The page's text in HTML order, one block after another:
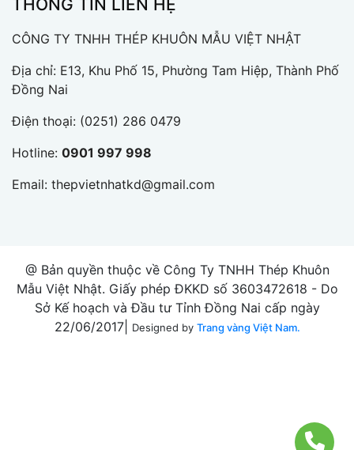
THÔNG TIN LIÊN HỆ
CÔNG TY TNHH THÉP KHUÔN MẪU VIỆT NHẬT
Địa chỉ: E13, Khu Phố 15, Phường Tam Hiệp, Thành Phố
Đồng Nai
Điện thoại: (0251) 286 0479
Hotline: 0901 997 998
Email: thepvietnhatkd@gmail.com
@ Bản quyền thuộc về Công Ty TNHH Thép Khuôn
Mẫu Việt Nhật. Giấy phép ĐKKD số 3603472618 - Do
Sở Kế hoạch và Đầu tư Tỉnh Đồng Nai cấp ngày
22/06/2017|
Designed by Trang vàng Việt Nam.